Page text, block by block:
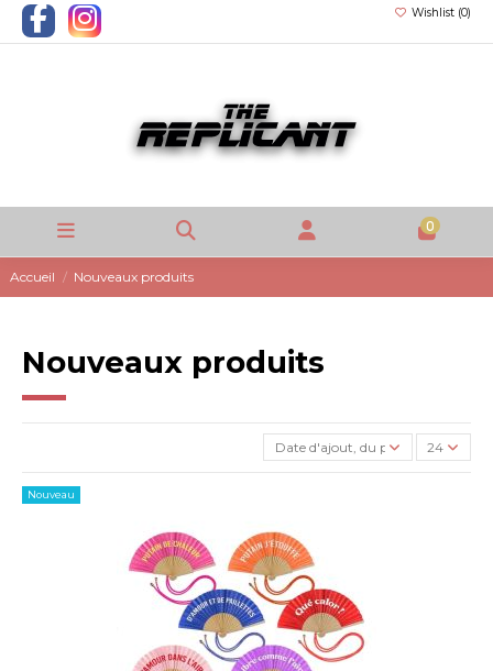
Wishlist (0)
0
Accueil Nouveaux produits
Nouveaux produits
Date d'ajout, du plus récent au
24
Nouveau